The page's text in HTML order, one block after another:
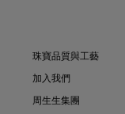
珠寶品質與工藝
加入我們
周生生集團